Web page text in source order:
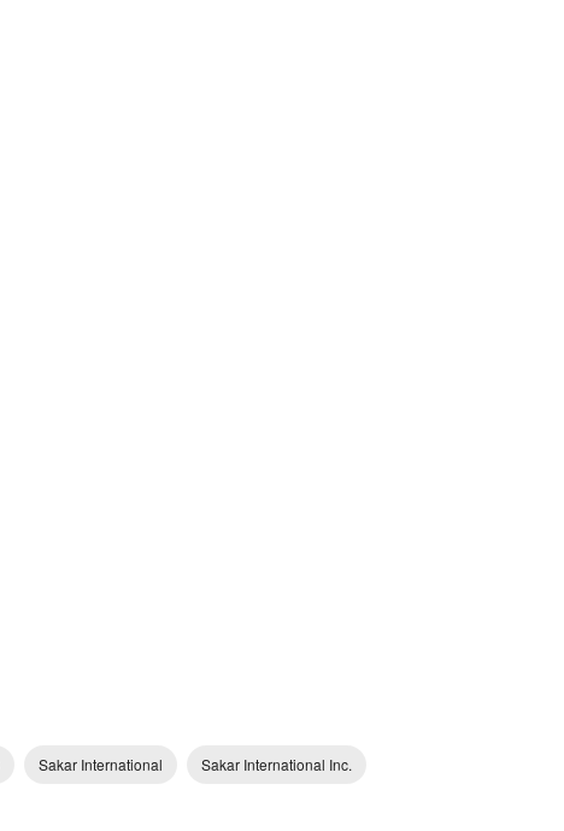
Sakar International Sakar International Inc.